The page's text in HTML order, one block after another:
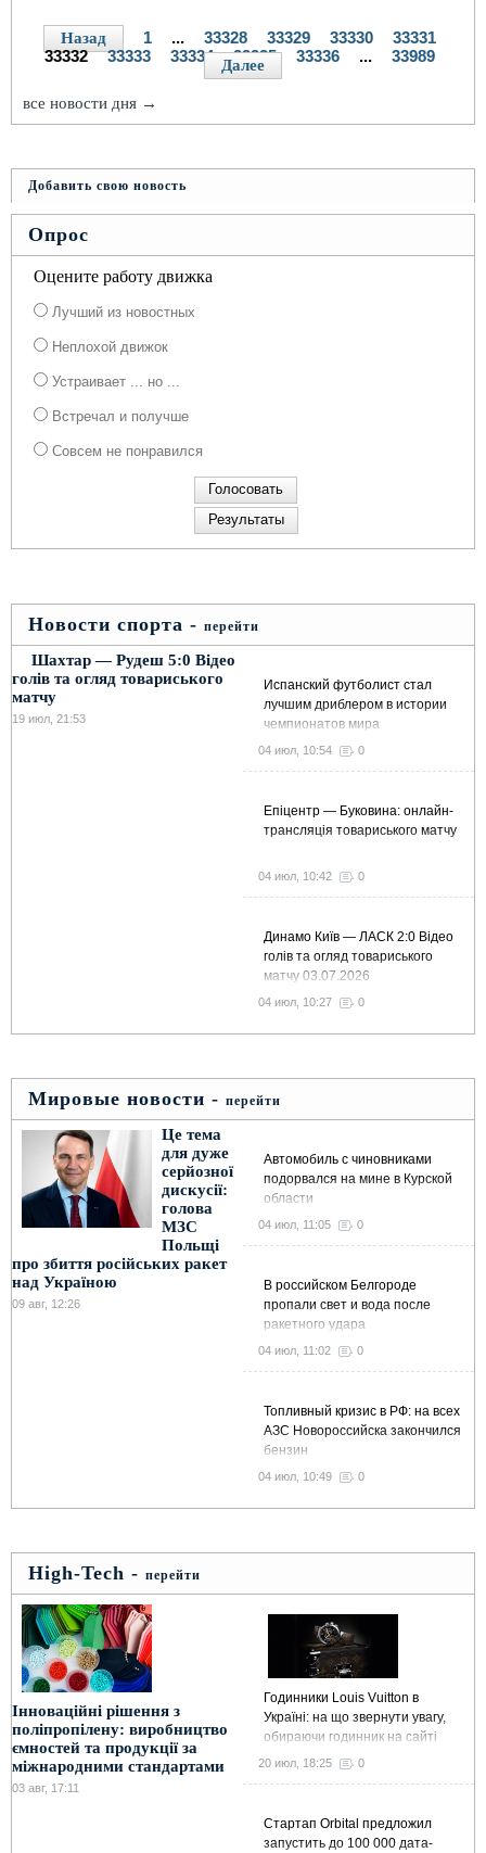
Назад 1 ... 33328 33329 33330
33331
33332
33333 33334 33335 33336 ... 33989
Далее
все новости дня →
Добавить свою новость
Опрос
Оцените работу движка
Лучший из новостных
Неплохой движок
Устраивает ... но ...
Встречал и получше
Совсем не понравился
Новости спорта - перейти
Шахтар — Рудеш 5:0 Відео
голів та огляд товариського
матчу
19 июл, 21:53
Испанский футболист стал
лучшим дриблером в истории
чемпионатов мира
04 июл, 10:54 0
Епіцентр — Буковина: онлайн-
трансляція товариського матчу
04 июл, 10:42 0
Динамо Київ — ЛАСК 2:0 Відео
голів та огляд товариського
матчу 03.07.2026
04 июл, 10:27 0
Мировые новости - перейти
Це тема
для дуже
серйозної
дискусії:
голова
МЗС
Польщі
про збиття російських ракет
над Україною
09 авг, 12:26
Автомобиль с чиновниками
подорвался на мине в Курской
области
04 июл, 11:05 0
В российском Белгороде
пропали свет и вода после
ракетного удара
04 июл, 11:02 0
Топливный кризис в РФ: на всех
АЗС Новороссийска закончился
бензин
04 июл, 10:49 0
High-Tech - перейти
Інноваційні рішення з
поліпропілену: виробництво
ємностей та продукції за
міжнародними стандартами
03 авг, 17:11
Годинники Louis Vuitton в
Україні: на що звернути увагу,
обираючи годинник на сайті
Kronos-Shop
20 июл, 18:25 0
Стартап Orbital предложил
запустить до 100 000 дата-